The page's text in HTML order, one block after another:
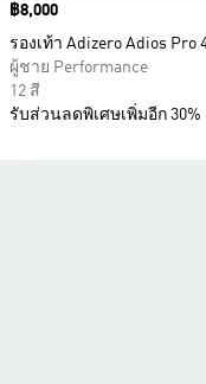
Price
฿8,000
รองเท้า Adizero Adios Pro
ผู้ชาย Performance
12 สี
รับส่วนลดพิเศษเพิ่มอีก 30%